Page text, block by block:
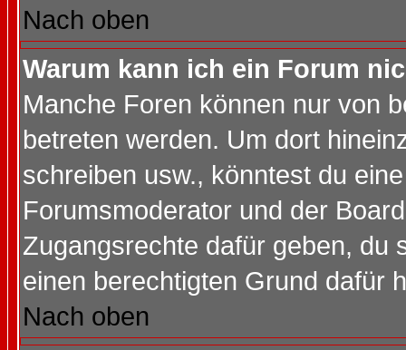
Nach oben
Warum kann ich ein Forum
Manche Foren können nur von
betreten werden. Um dort
schreiben usw., könntest du
Forumsmoderator und der
Zugangsrechte dafür geben, du
einen berechtigten Grund dafür
Nach oben